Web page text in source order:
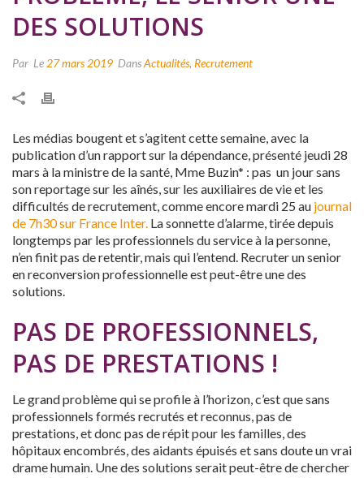
DES SOLUTIONS
Par Le 27 mars 2019 DansActualités, Recrutement
Les médias bougent et s’agitent cette semaine, avec la
publication d’un rapport sur la dépendance, présenté jeudi 28
mars à la ministre de la santé, Mme Buzin* : pas un jour sans
son reportage sur les aînés, sur les auxiliaires de vie et les
difficultés de recrutement, comme encore mardi 25 au journal
de 7h30 sur France Inter. La sonnette d’alarme, tirée depuis
longtemps par les professionnels du service à la personne,
n’en finit pas de retentir, mais qui l’entend. Recruter un senior
en reconversion professionnelle est peut-être une des
solutions.
PAS DE PROFESSIONNELS,
PAS DE PRESTATIONS !
Le grand problème qui se profile à l’horizon, c’est que sans
professionnels formés recrutés et reconnus, pas de
prestations, et donc pas de répit pour les familles, des
hôpitaux encombrés, des aidants épuisés et sans doute un vrai
drame humain. Une des solutions serait peut-être de chercher